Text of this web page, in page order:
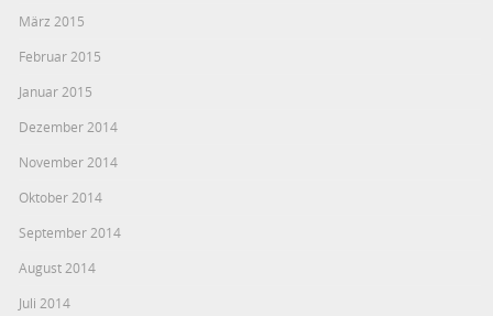
März 2015
Februar 2015
Januar 2015
Dezember 2014
November 2014
Oktober 2014
September 2014
August 2014
Juli 2014